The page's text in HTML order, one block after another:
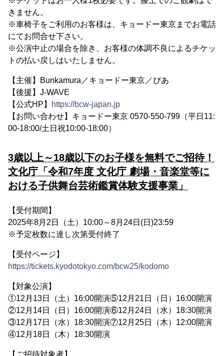
きません。
※車椅子をご利用のお客様は、キョードー東京までお電話
にてお問合せ下さい。
※公演中止の場合を除き、お客様の体調不良によるチケッ
トの払い戻しはいたしません。
【主催】Bunkamura／キョードー東京／ぴあ
【後援】J-WAVE
【公式HP】
https://bcw-japan.jp
【お問い合わせ】キョードー東京 0570-550-799（平日11:
00-18:00/土日祝10:00-18:00）
3歳以上～18歳以下のお子様を無料でご招待！
文化庁「令和7年度 文化庁 劇場・音楽堂等に
おける子供舞台芸術鑑賞体験支援事業」
【受付期間】
2025年8月2日（土）10:00～8月24日(日)23:59
※予定枚数に達し次第受付終了
【受付ページ】
https://tickets.kyodotokyo.com/bcw25/kodomo
【対象公演】
①12月13日（土）16:00開演⑤12月21日（日）16:00開演
②12月14日（日）16:00開演⑥12月24日（水）18:30開演
③12月17日（水）18:30開演⑦12月25日（木）12:00開演
④12月18日（木）18:30開演
【ご招待対象者】